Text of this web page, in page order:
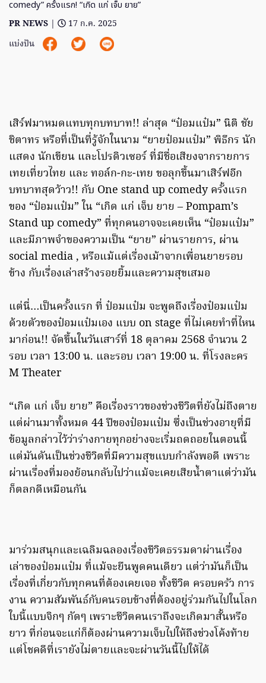
comedy” ครั้งแรก! “เกิด แก่ เจ็บ ยาย”
PR NEWS |
17 ก.ค. 2025
แบ่งปัน
เสิร์ฟมาหมดแทบทุกบทบาท!! ล่าสุด “ป๋อมแป๋ม” นิติ ชัย
ชิตาทร หรือที่เป็นที่รู้จักในนาม “ยายป๋อมแป๋ม” พิธีกร นัก
แสดง นักเขียน และโปรดิวเซอร์ ที่มีชื่อเสียงจากรายการ
เทยเที่ยวไทย และ ทอล์ก-กะ-เทย ขอลุกขึ้นมาเสิร์ฟอีก
บทบาทสุดว้าว!! กับ One stand up comedy ครั้งแรก
ของ “ป๋อมแป๋ม” ใน “เกิด แก่ เจ็บ ยาย – Pompam’s
Stand up comedy” ที่ทุกคนอาจจะเคยเห็น “ป๋อมแป๋ม”
และมีภาพจำของความเป็น “ยาย” ผ่านรายการ, ผ่าน
social media , หรือแม้แต่เรื่องเม้าจากเพื่อนยายรอบ
ข้าง กับเรื่องเล่าสร้างรอยยิ้มและความสุขเสมอ
แต่นี่…เป็นครั้งแรก ที่ ป๋อมแป๋ม จะพูดถึงเรื่องป๋อมแป๋ม
ด้วยตัวของป๋อมแป๋มเอง แบบ on stage ที่ไม่เคยทำที่ไหน
มาก่อน!! จัดขึ้นในวันเสาร์ที่ 18 ตุลาคม 2568 จำนวน 2
รอบ เวลา 13:00 น. และรอบ เวลา 19:00 น. ที่โรงละคร
M Theater
“เกิด แก่ เจ็บ ยาย” คือเรื่องราวของช่วงชีวิตที่ยังไม่ถึงตาย
แต่ผ่านมาทั้งหมด 44 ปีของป๋อมแป๋ม ซึ่งเป็นช่วงอายุที่มี
ข้อมูลกล่าวไว้ว่าร่างกายทุกอย่างจะเริ่มถดถอยในตอนนี้
แต่มันดันเป็นช่วงชีวิตที่มีความสุขแบบกำลังพอดี เพราะ
ผ่านเรื่องที่มองย้อนกลับไปว่าแม้จะเคยเสียน้ำตาแต่ว่ามัน
ก็ตลกดีเหมือนกัน
มาร่วมสนุกและเฉลิมฉลองเรื่องชีวิตธรรมดาผ่านเรื่อง
เล่าของป๋อมแป๋ม ที่แม้จะยืนพูดคนเดียว แต่ว่ามันก็เป็น
เรื่องที่เกี่ยวกับทุกคนที่ต้องเคยเจอ ทั้งชีวิต ครอบครัว การ
งาน ความสัมพันธ์กับคนรอบข้างที่ต้องอยู่ร่วมกันไปในโลก
ใบนี้แบบจิกๆ กัดๆ เพราะชีวิตคนเราถึงจะเกิดมาสั้นหรือ
ยาว ที่ก่อนจะแก่ก็ต้องผ่านความเจ็บไปให้ถึงช่วงโค้งท้าย
แต่โชคดีที่เรายังไม่ตายและจะผ่านวันนี้ไปให้ได้